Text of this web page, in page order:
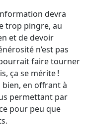
devra
trop pingre, au
et de devoir
n’est pas
faire tourner
ça se mérite !
en offrant à
permettant par
pour peu que